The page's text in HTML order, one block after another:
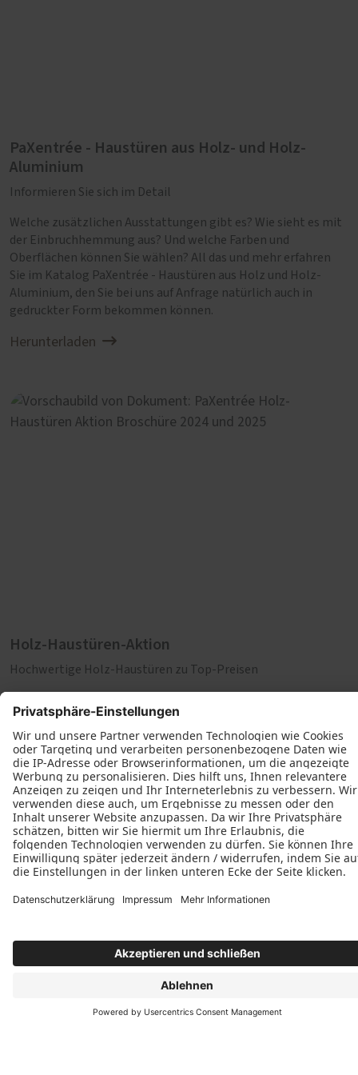
PaXentrée - Haustüren aus Holz- und Holz-
Aluminium
Informieren Sie sich im Detail
Welche zusätzlichen Ausstattungen gibt es? Wie sieht es mit
der Einbruchhemmung aus? Und welche Farben und
Oberflächen können Sie wählen? All das und mehr erfahren
Sie im Katalog PaXentrée - Haustüren aus Holz und Holz-
Aluminium, den Sie bei uns auf Anfrage natürlich auch in
gedruckter Form bekommen können.
Herunterladen
Holz-Haustüren-Aktion
Hochwertige Holz-Haustüren zu Top-Preisen
anderem eine 5-fach Verriegelung und elegante
Edelstahlgriffe. Wählen Sie aus acht Trendfarben und acht
Lasuren Ihren Favoriten.
Herunterladen
Tischlerei Michael Varnhagen
Ackerstr. 24
51065 Köln
E-Mail schreiben